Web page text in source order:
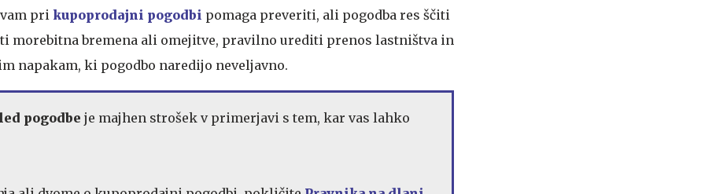
pri kupoprodajni pogodbi pomaga preveriti, ali pogodba res ščiti
morebitna bremena ali omejitve, pravilno urediti prenos lastništva in
napakam, ki pogodbo naredijo neveljavno.
pogodbe je majhen strošek v primerjavi s tem, kar vas lahko